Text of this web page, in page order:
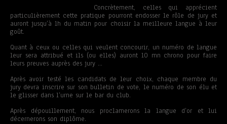
Concrètement, celles qui apprécient
particulièrement cette pratique pourront endosser le rôle de jury et
auront jusqu’à 1h du matin pour choisir la meilleure langue à leur
goût.
Quant à ceux ou celles qui veulent concourir, un numéro de langue
leur sera attribué et ils (ou elles) auront 10 mn chrono pour faire
leurs preuves auprès des jury …
Après avoir testé les candidats de leur choix, chaque membre du
jury devra inscrire sur son bulletin de vote, le numéro de son élu et
le glisser dans l’urne sur le bar du club.
Après dépouillement, nous proclamerons la langue d’or et lui
décernerons son diplôme.